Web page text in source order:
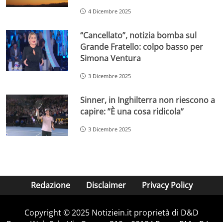
4 Dicembre 2025
“Cancellato”, notizia bomba sul
Grande Fratello: colpo basso per
Simona Ventura
3 Dicembre 2025
Sinner, in Inghilterra non riescono a
capire: ”È una cosa ridicola”
3 Dicembre 2025
Redazione Disclaimer Privacy Policy
Copyright © 2025 Notiziein.it proprietà di D&D